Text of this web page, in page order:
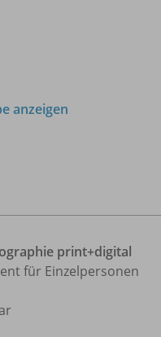
anzeigen
print+digital
für Einzelpersonen